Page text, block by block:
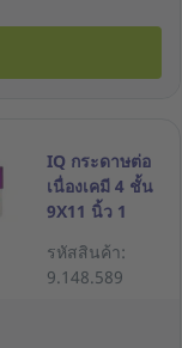
IQ กระดาษต่อ
เนื่องเคมี 4 ชั้น
9X11 นิ้ว 1
ขาว
รหัสสินค้า:
9.148.589